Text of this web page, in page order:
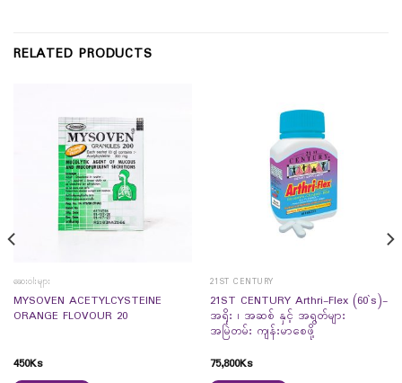
RELATED PRODUCTS
ဆေးဝါးများ
MYSOVEN ACETYLCYSTEINE
ORANGE FLOVOUR 20
450Ks
21ST CENTURY
21ST CENTURY Arthri-Flex (60`s)-
အရိုး ၊ အဆစ် နှင့် အရွတ်များ
အမြဲတမ်း ကျန်းမာစေဖို့
75,800Ks